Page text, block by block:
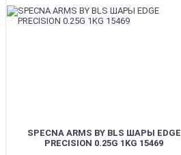
SPECNA ARMS BY BLS ШАРЫ EDGE
PRECISION 0.25G 1KG 15469